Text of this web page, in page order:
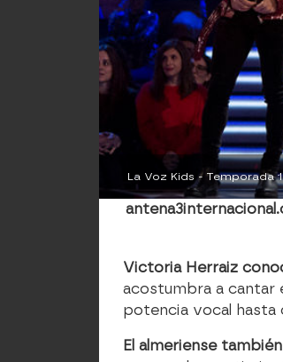
La Voz Kids - Temporada
Victoria Herraiz
acostumbra a cantar
potencia vocal hasta
El almeriense